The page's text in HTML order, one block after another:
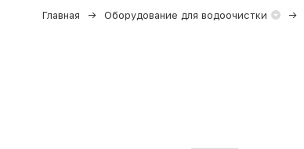
Главная Оборудование для водоочистки